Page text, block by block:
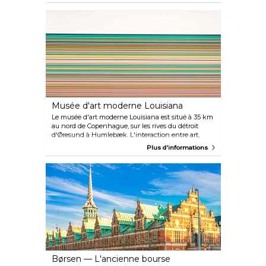
via le site Web.
Musée d'art moderne Louisiana
Le musée d'art moderne Louisiana est situé à 35 km
au nord de Copenhague, sur les rives du détroit
d'Øresund à Humlebæk. L'interaction entre art,
nature et architecture est ici unique et acclamée
dans le monde entier, et le musée est souvent salué
comme « probablement le plus beau musée du
monde ». La collection comprend des pans
importants de l'art du XXe siècle, et le musée
constitue un cadre idéal pour les grandes
expositions, les concerts, la littérature et plus encore.
Plus d'informations
Børsen — L'ancienne bourse